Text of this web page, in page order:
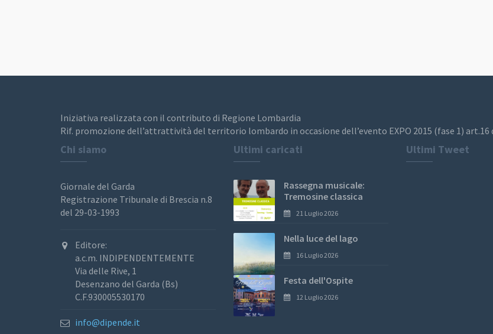
Iniziativa realizzata con il contributo di Regione Lombardia
Rif. promozione dell’attrattività del territorio lombardo in occasione dell’evento EXPO 2015 (fase 1) art.16
Chi siamo
Giornale del Garda
Registrazione Tribunale di Brescia n.8
del 29-03-1993
Editore:
a.c.m. INDIPENDENTEMENTE
Via delle Rive, 1
Desenzano del Garda (Bs)
C.F.930005530170
info@dipende.it
Ultimi caricati
Rassegna musicale:
Tremosine classica
21 Luglio 2026
Nella luce del lago
16 Luglio 2026
Festa dell'Ospite
12 Luglio 2026
Ultimi Tweet